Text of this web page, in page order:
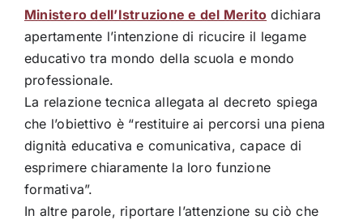
Ministero dell’Istruzione e del Merito dichiara
apertamente l’intenzione di ricucire il legame
educativo tra mondo della scuola e mondo
professionale.
La relazione tecnica allegata al decreto spiega
che l’obiettivo è “restituire ai percorsi una piena
dignità educativa e comunicativa, capace di
esprimere chiaramente la loro funzione
formativa”.
In altre parole, riportare l’attenzione su ciò che